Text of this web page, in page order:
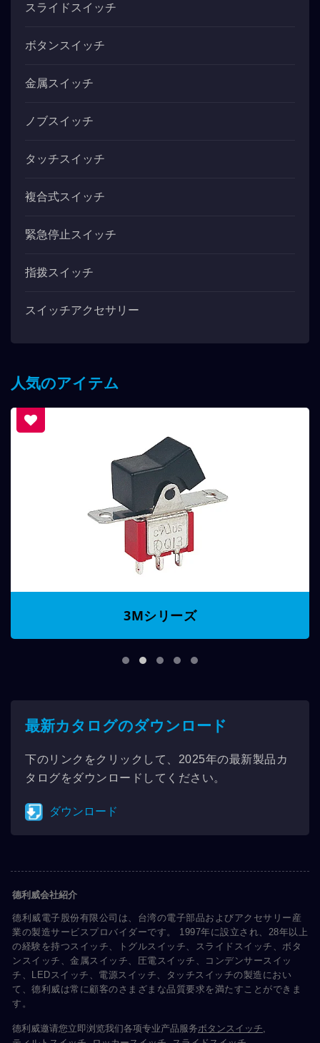
スライドスイッチ
ボタンスイッチ
金属スイッチ
ノブスイッチ
タッチスイッチ
複合式スイッチ
緊急停止スイッチ
指拨スイッチ
スイッチアクセサリー
人気のアイテム
3Mシリーズ
最新カタログのダウンロード
下のリンクをクリックして、2025年の最新製品カ
タログをダウンロードしてください。
ダウンロード
德利威会社紹介
德利威電子股份有限公司は、台湾の電子部品およびアクセサリー産
業の製造サービスプロバイダーです。 1997年に設立され、28年以上
の経験を持つスイッチ、トグルスイッチ、スライドスイッチ、ボタ
ンスイッチ、金属スイッチ、圧電スイッチ、コンデンサースイッ
チ、LEDスイッチ、電源スイッチ、タッチスイッチの製造におい
て、德利威は常に顧客のさまざまな品質要求を満たすことができま
す。
德利威邀请您立即浏览我们各项专业产品服务ボタンスイッチ,